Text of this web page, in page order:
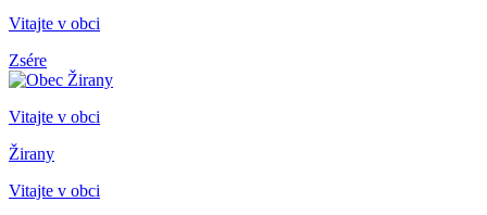
Vitajte v obci
Zsére
Vitajte v obci
Žirany
Vitajte v obci